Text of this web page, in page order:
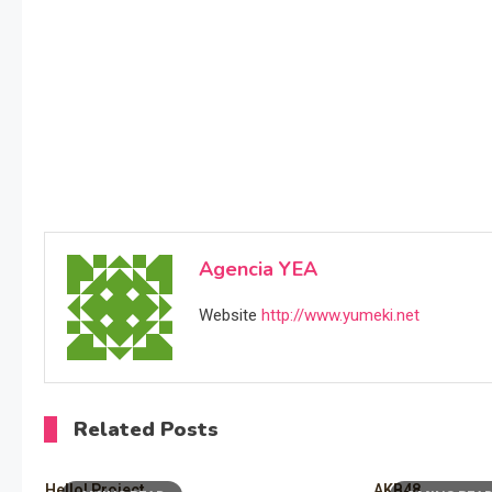
Agencia YEA
Website http://www.yumeki.net
Related Posts